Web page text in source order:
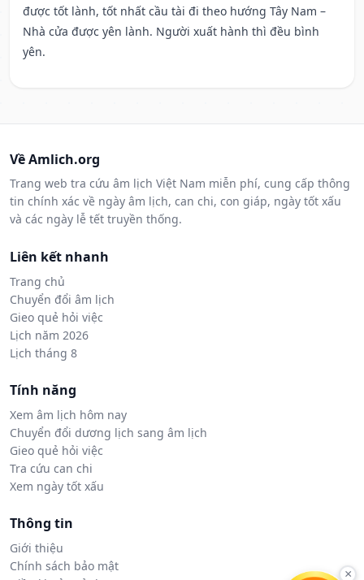
được tốt lành, tốt nhất cầu tài đi theo hướng Tây Nam –
Nhà cửa được yên lành. Người xuất hành thì đều bình
yên.
Về Amlich.org
Trang web tra cứu âm lịch Việt Nam miễn phí, cung cấp thông
tin chính xác về ngày âm lịch, can chi, con giáp, ngày tốt xấu
và các ngày lễ tết truyền thống.
Liên kết nhanh
Trang chủ
Chuyển đổi âm lịch
Gieo quẻ hỏi việc
Lịch năm 2026
Lịch tháng 8
Tính năng
Xem âm lịch hôm nay
Chuyển đổi dương lịch sang âm lịch
Gieo quẻ hỏi việc
Tra cứu can chi
Xem ngày tốt xấu
Thông tin
Giới thiệu
Chính sách bảo mật
×